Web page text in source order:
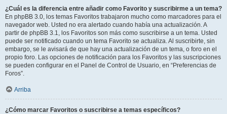
¿Cuál es la diferencia entre añadir como Favorito y suscribirme a un tema?
En phpBB 3.0, los temas Favoritos trabajaron mucho como marcadores para el
navegador web. Usted no era alertado cuando había una actualización. A
partir de phpBB 3.1, los Favoritos son más como suscribirse a un tema. Usted
puede ser notificado cuando un tema Favorito se actualiza. Al suscribirte, sin
embargo, se le avisará de que hay una actualización de un tema, o foro en el
propio foro. Las opciones de notificación para los Favoritos y las suscripciones
se pueden configurar en el Panel de Control de Usuario, en “Preferencias de
Foros”.
Arriba
¿Cómo marcar Favoritos o suscribirse a temas específicos?